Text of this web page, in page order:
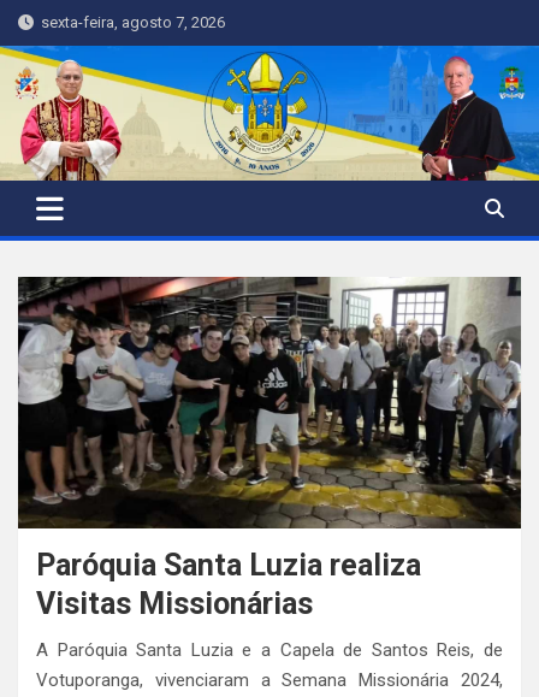
Skip
to
content
sexta-feira, agosto 7, 2026
Paróquia Santa Luzia realiza
Visitas Missionárias
A Paróquia Santa Luzia e a Capela de Santos Reis, de
Votuporanga, vivenciaram a Semana Missionária 2024,